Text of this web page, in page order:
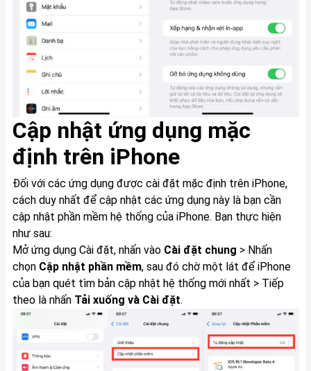
Cập nhật ứng dụng mặc
định trên iPhone
Đối với các ứng dụng được cài đặt mặc định trên iPhone,
cách duy nhất để cập nhật các ứng dụng này là bạn cần
cập nhật phần mềm hệ thống của iPhone. Bạn thực hiện
như sau:
Mở ứng dụng Cài đặt, nhấn vào Cài đặt chung > Nhấn
chọn Cập nhật phần mềm, sau đó chờ một lát để iPhone
của bạn quét tìm bản cập nhật hệ thống mới nhất > Tiếp
theo là nhấnTải xuống và Cài đặt.